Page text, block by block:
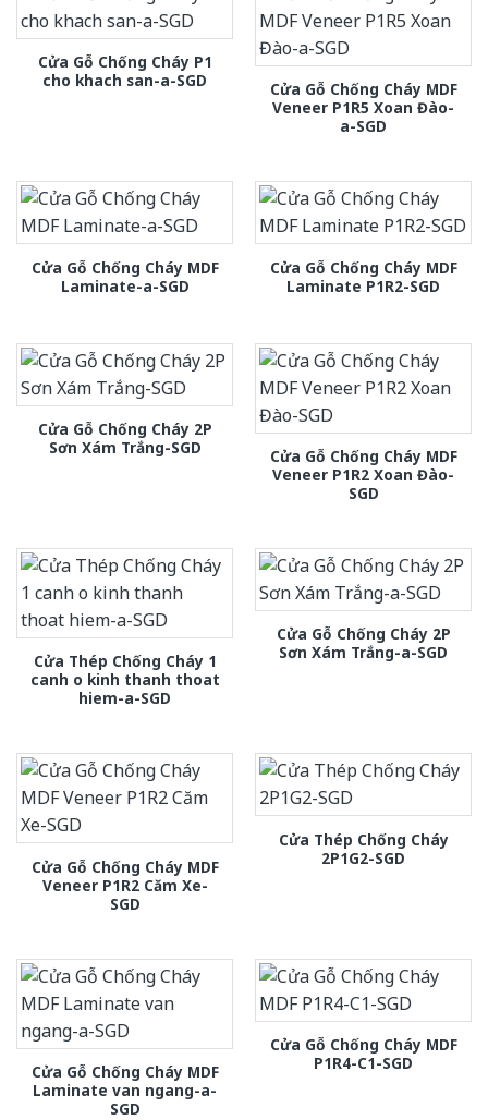
Cửa Gỗ Chống Cháy P1
cho khach san-a-SGD
Cửa Gỗ Chống Cháy MDF
Veneer P1R5 Xoan Đào-
a-SGD
Cửa Gỗ Chống Cháy MDF
Laminate-a-SGD
Cửa Gỗ Chống Cháy MDF
Laminate P1R2-SGD
Cửa Gỗ Chống Cháy 2P
Sơn Xám Trắng-SGD
Cửa Gỗ Chống Cháy MDF
Veneer P1R2 Xoan Đào-
SGD
Cửa Thép Chống Cháy 1
canh o kinh thanh thoat
hiem-a-SGD
Cửa Gỗ Chống Cháy 2P
Sơn Xám Trắng-a-SGD
Cửa Gỗ Chống Cháy MDF
Veneer P1R2 Căm Xe-
SGD
Cửa Thép Chống Cháy
2P1G2-SGD
Cửa Gỗ Chống Cháy MDF
Laminate van ngang-a-
SGD
Cửa Gỗ Chống Cháy MDF
P1R4-C1-SGD